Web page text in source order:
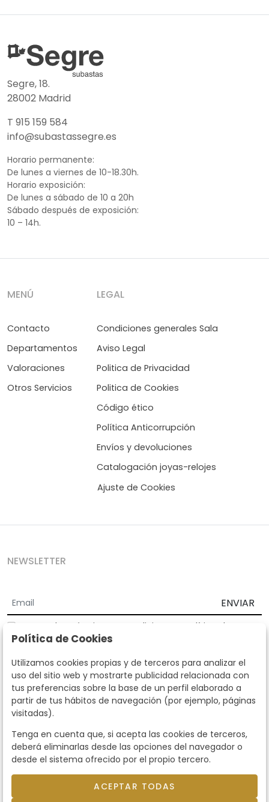
Segre, 18.
28002 Madrid
T 915 159 584
info@subastassegre.es
Horario permanente:
De lunes a viernes de 10-18.30h.
Horario exposición:
De lunes a sábado de 10 a 20h
Sábado después de exposición:
10 – 14h.
MENÚ
Contacto
Departamentos
Valoraciones
Otros Servicios
LEGAL
Condiciones generales Sala
Aviso Legal
Politica de Privacidad
Politica de Cookies
Código ético
Política Anticorrupción
Envíos y devoluciones
Catalogación joyas-relojes
Ajuste de Cookies
NEWSLETTER
ENVIAR
Acepto los Términos y Condiciones
Política de
privacidad
Según la LOPD y disposiciones de desarrollo, informamos que sus
datos personales serán tratados por parte de Subastas Segre con la
finalidad de gestionar la relación comercial. Puede ejercitar los
derechos de acceso, rectificación, cancelación, oposición y demás
derechos en los términos establecidos en la normativa vigente
dirigiéndote a nosotros. Asimismo, nos puede solicitar el envío de
llamando al teléfono 915159584 o enviando un e-mail a
info@subastassegre.es
Este sitio está protegido por reCAPTCHA y se aplican la
Términos de servicio de Google.
Política de Cookies
Utilizamos cookies propias y de terceros para analizar el
uso del sitio web y mostrarte publicidad relacionada con
tus preferencias sobre la base de un perfil elaborado a
partir de tus hábitos de navegación (por ejemplo, páginas
visitadas).
Tenga en cuenta que, si acepta las cookies de terceros,
deberá eliminarlas desde las opciones del navegador o
desde el sistema ofrecido por el propio tercero.
ACEPTAR TODAS